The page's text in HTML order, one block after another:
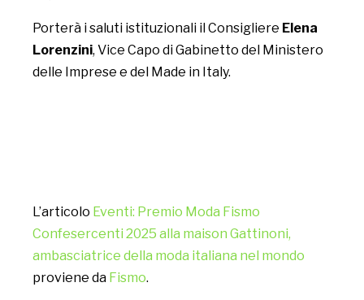
Porterà i saluti istituzionali il Consigliere Elena
Lorenzini, Vice Capo di Gabinetto del Ministero
delle Imprese e del Made in Italy.
L’articolo Eventi: Premio Moda Fismo
Confesercenti 2025 alla maison Gattinoni,
ambasciatrice della moda italiana nel mondo
proviene da Fismo.